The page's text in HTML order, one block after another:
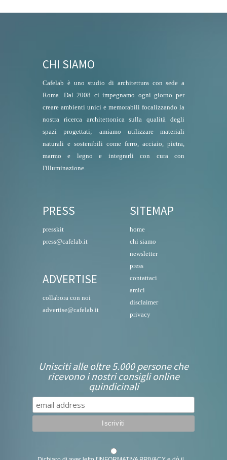
CHI SIAMO
Cafelab è uno studio di architettura con sede a
Roma. Dal 2008 ci impegnamo ogni giorno per
creare ambienti unici e memorabili focalizzando la
nostra ricerca architettonica sulla qualità degli
spazi progettati; amiamo utilizzare materiali
naturali e sostenibili come ferro, acciaio, pietra,
marmo e legno e integrarli con cura con
l'illuminazione.
PRESS
presskit
press@cafelab.it
ADVERTISE
collabora con noi
advertise@cafelab.it
SITEMAP
home
chi siamo
newsletter
press
contattaci
amici
disclaimer
privacy
Unisciti alle oltre 5.000 persone che
ricevono i nostri consigli online
quindicinali